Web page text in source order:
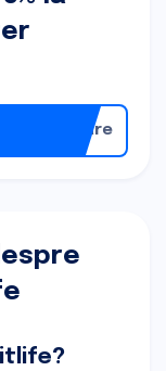
nare